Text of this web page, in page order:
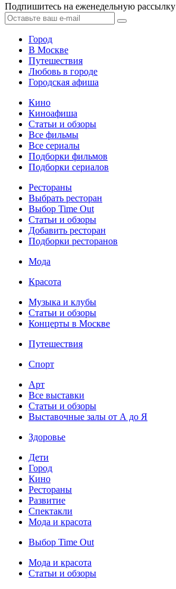
Подпишитесь на еженедельную рассылку
Город
В Москве
Путешествия
Любовь в городе
Городская афиша
Кино
Киноафиша
Статьи и обзоры
Все фильмы
Все сериалы
Подборки фильмов
Подборки сериалов
Рестораны
Выбрать ресторан
Выбор Time Out
Статьи и обзоры
Добавить ресторан
Подборки ресторанов
Мода
Красота
Музыка и клубы
Статьи и обзоры
Концерты в Москве
Путешествия
Спорт
Арт
Все выставки
Статьи и обзоры
Выставочные залы от А до Я
Здоровье
Дети
Город
Кино
Рестораны
Развитие
Спектакли
Мода и красота
Выбор Time Out
Мода и красота
Статьи и обзоры